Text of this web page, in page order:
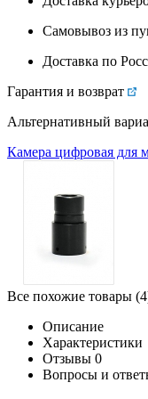
Самовывоз из
Доставка по
Гарантия и возврат
Альтернативный
Камера цифровая для
Все похожие товары
Описание
Характеристики
Отзывы 0
Вопросы и